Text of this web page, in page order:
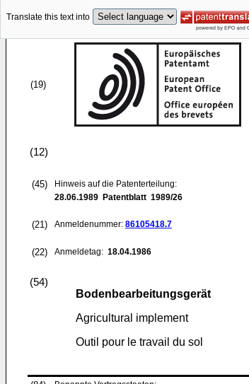
Translate this text into
(19)
(12)
(45)
Hinweis auf die Patenterteilung:
28.06.1989 Patentblatt 1989/26
(21) Anmeldenummer: 86105418.7
(22) Anmeldetag: 18.04.1986
(54)
Bodenbearbeitungsgerät
Agricultural implement
Outil pour le travail du sol